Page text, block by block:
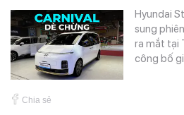
Hyundai
sung
ra mắt tại
công bố
Chia sẻ